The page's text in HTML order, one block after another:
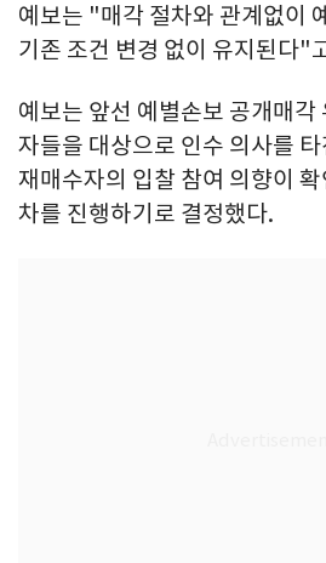
예보는 "매각 절차와 관계없이
기존 조건 변경 없이 유지된다"
예보는 앞선 예별손보 공개매각
자들을 대상으로 인수 의사를
재매수자의 입찰 참여 의향이
차를 진행하기로 결정했다.